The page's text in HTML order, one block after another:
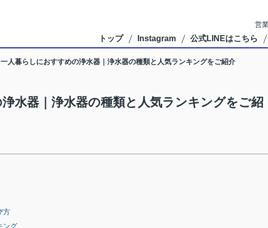
営
トップ Instagram 公式LINEはこちら
一人暮らしにおすすめの浄水器｜浄水器の種類と人気ランキングをご紹介
水器｜浄水器の種類と人気ランキングをご紹
方
ング